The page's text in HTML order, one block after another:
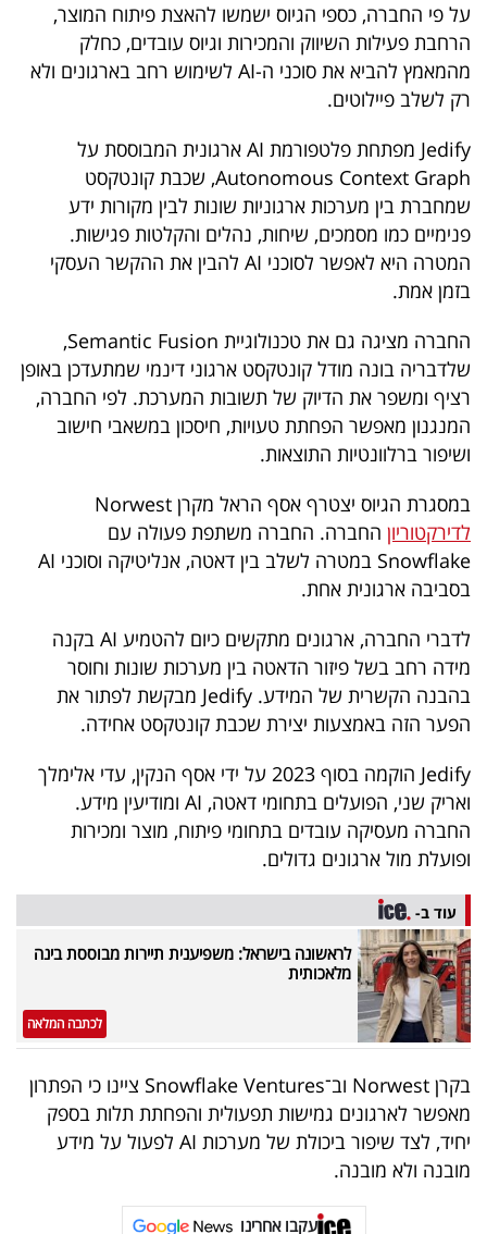
5
המילון
הכלכלי
פודקאסט
40
UNDER
40
שיתופי
פעולה
דרושים
ניוזלטרים
מייל
אדום
פרסמו
באייס
עקבו
על פי החברה, כספי הגיוס ישמשו להאצת פיתוח המוצר,
הרחבת פעילות השיווק והמכירות וגיוס עובדים, כחלק
מהמאמץ להביא את סוכני ה-AI לשימוש רחב בארגונים ולא
רק לשלב פיילוטים.
Jedify מפתחת פלטפורמת AI ארגונית המבוססת על
Autonomous Context Graph, שכבת קונטקסט
שמחברת בין מערכות ארגוניות שונות לבין מקורות ידע
פנימיים כמו מסמכים, שיחות, נהלים והקלטות פגישות.
המטרה היא לאפשר לסוכני AI להבין את ההקשר העסקי
בזמן אמת.
החברה מציגה גם את טכנולוגיית Semantic Fusion,
שלדבריה בונה מודל קונטקסט ארגוני דינמי שמתעדכן באופן
רציף ומשפר את הדיוק של תשובות המערכת. לפי החברה,
המנגנון מאפשר הפחתת טעויות, חיסכון במשאבי חישוב
ושיפור ברלוונטיות התוצאות.
במסגרת הגיוס יצטרף אסף הראל מקרן Norwest
לדירקטוריון החברה. החברה משתפת פעולה עם
Snowflake במטרה לשלב בין דאטה, אנליטיקה וסוכני AI
בסביבה ארגונית אחת.
לדברי החברה, ארגונים מתקשים כיום להטמיע AI בקנה
מידה רחב בשל פיזור הדאטה בין מערכות שונות וחוסר
בהבנה הקשרית של המידע. Jedify מבקשת לפתור את
הפער הזה באמצעות יצירת שכבת קונטקסט אחידה.
Jedify הוקמה בסוף 2023 על ידי אסף הנקין, עדי אלימלך
ואריק שני, הפועלים בתחומי דאטה, AI ומודיעין מידע.
החברה מעסיקה עובדים בתחומי פיתוח, מוצר ומכירות
ופועלת מול ארגונים גדולים.
עוד ב-
לראשונה בישראל: משפיענית תיירות מבוססת בינה
מלאכותית
לכתבה המלאה
בקרן Norwest וב־Snowflake Ventures ציינו כי הפתרון
מאפשר לארגונים גמישות תפעולית והפחתת תלות בספק
יחיד, לצד שיפור ביכולת של מערכות AI לפעול על מידע
מובנה ולא מובנה.
עקבו אחרינו